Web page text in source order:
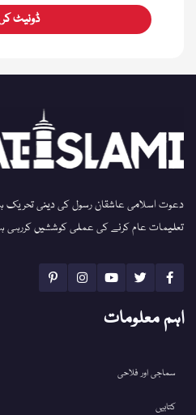
ڈونیٹ
دعوت اسلامی عاشقان رسول کی دینی تحریک
تعلیمات عام کرنے کی عملی کوششیں کررہی
اہم معلومات
سماجی اور فلاحی
کتابیں